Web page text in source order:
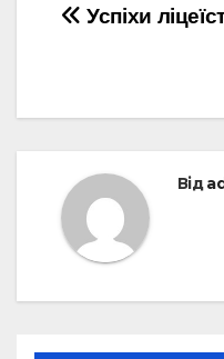
Навігація
Успіхи
Від